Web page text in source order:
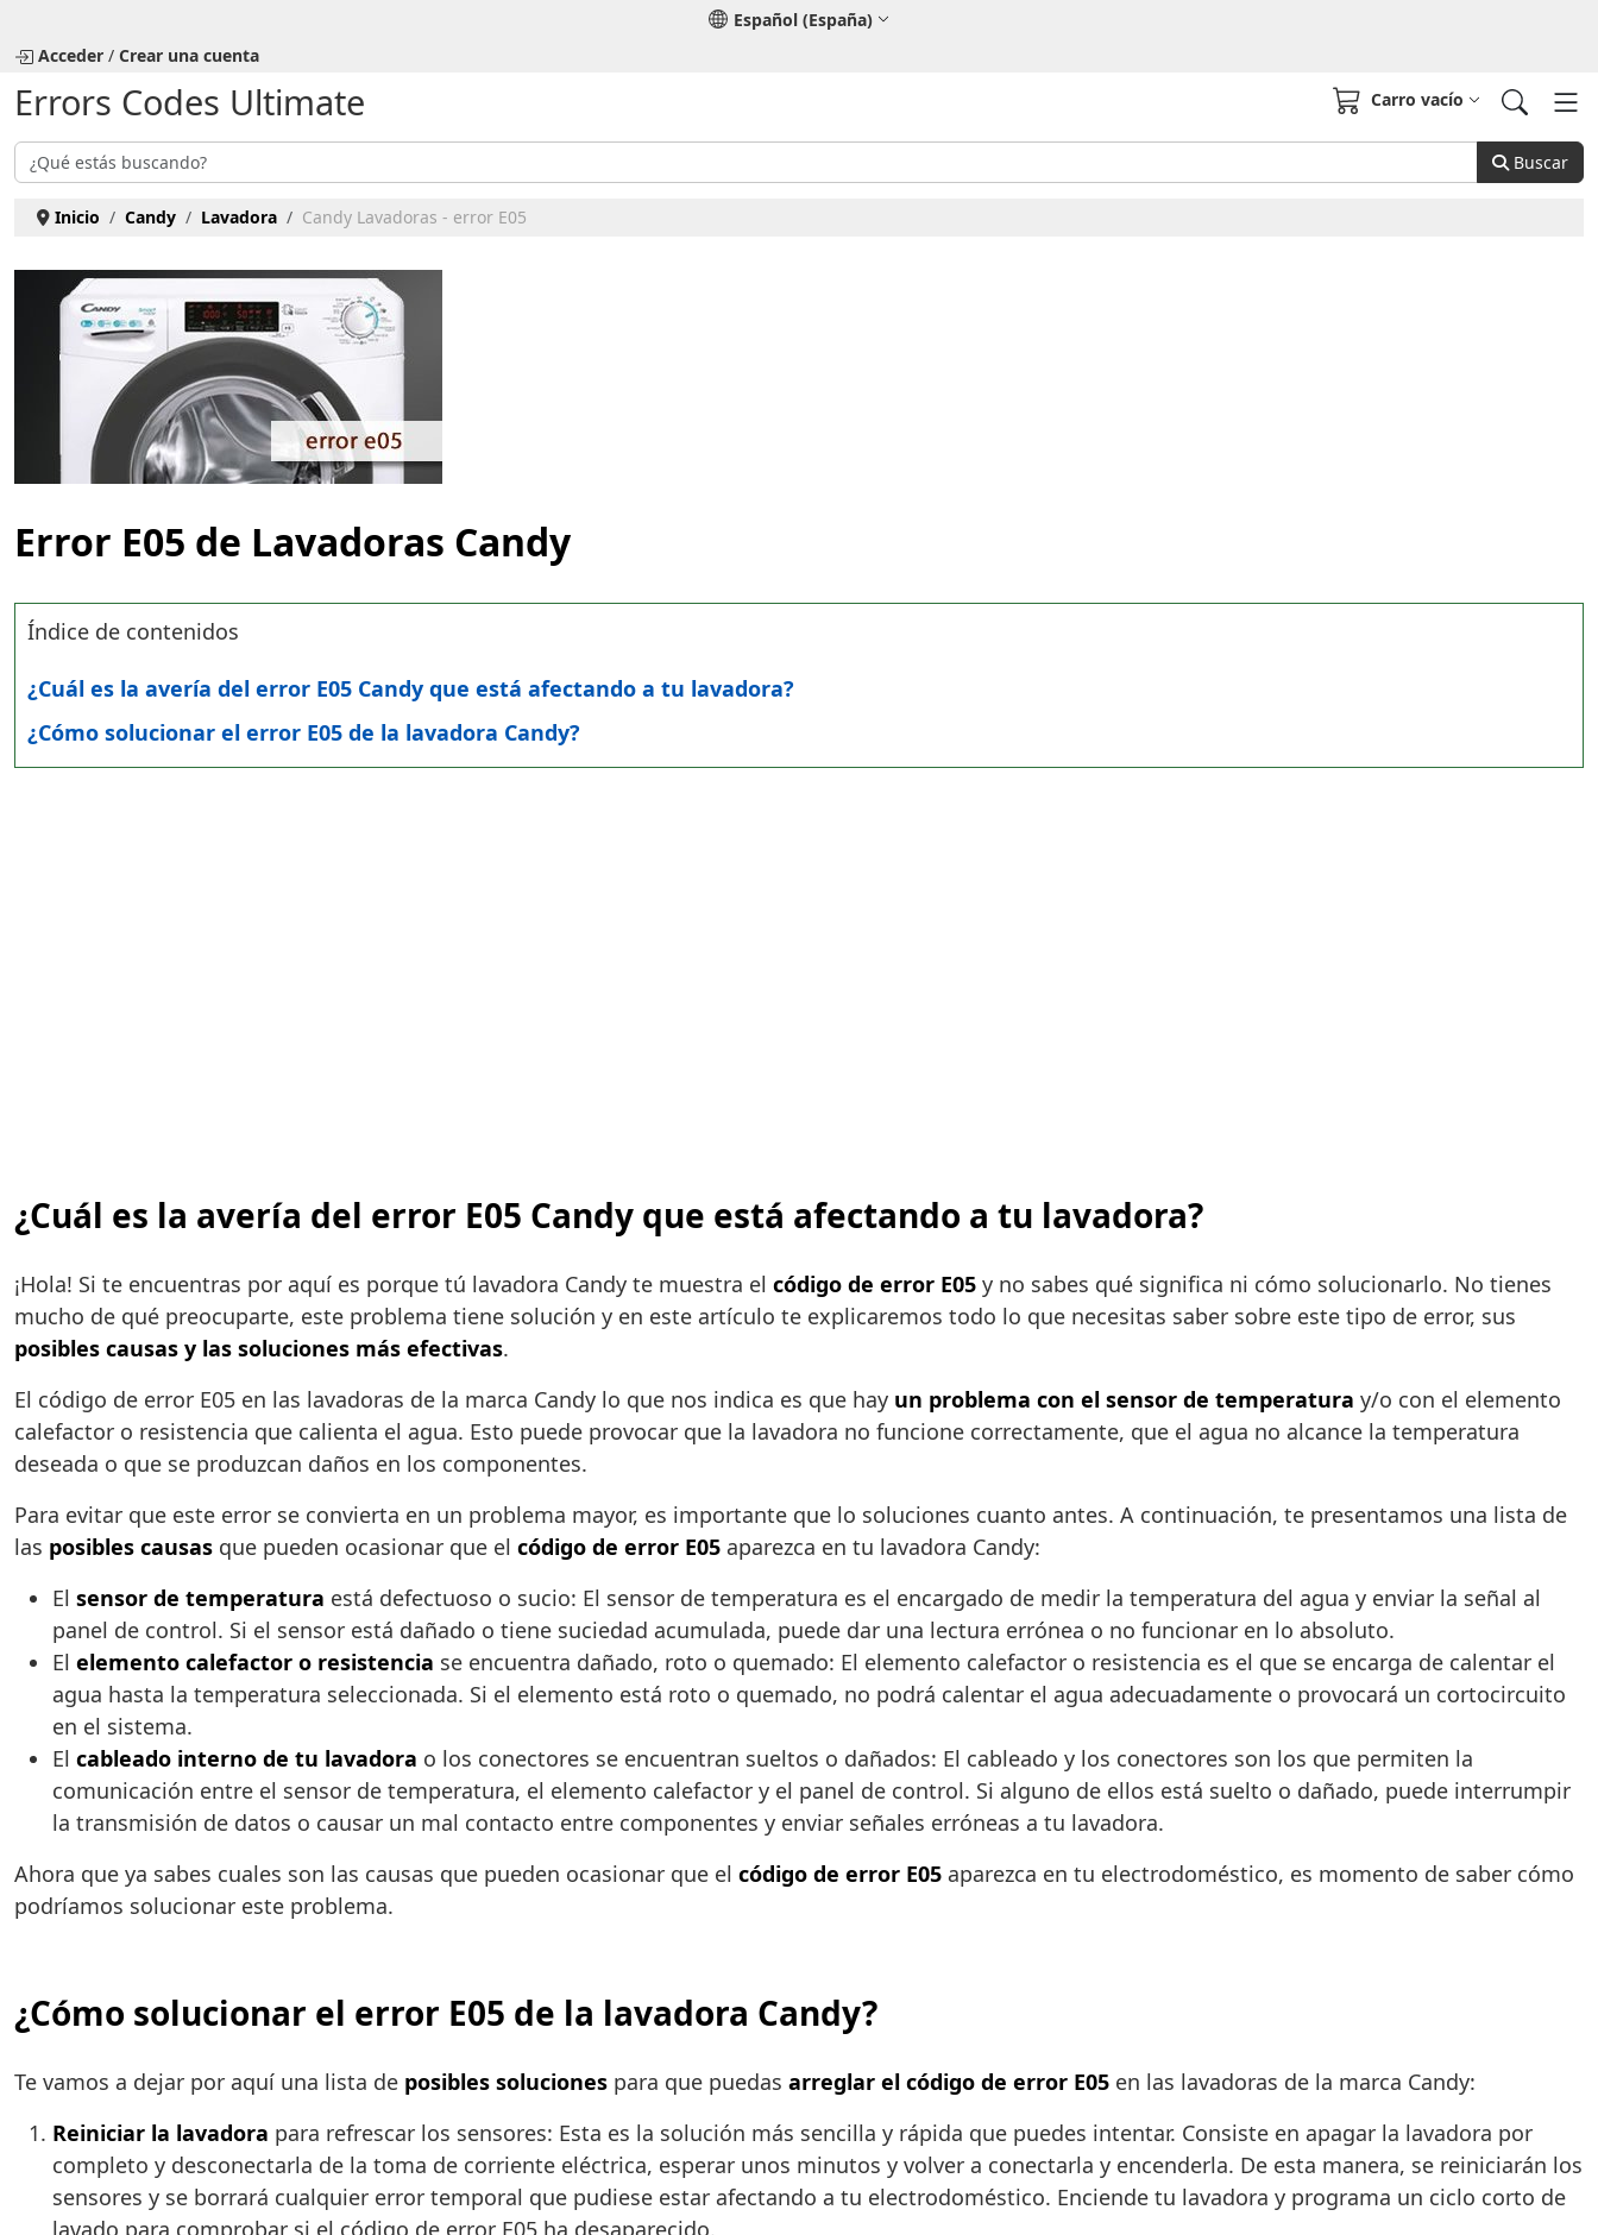
Español (España)
Acceder / Crear una cuenta
Errors Codes Ultimate
Buscar Buscar
Carro vacío
Inicio Candy Lavadora Candy Lavadoras - error E05
Error E05 de Lavadoras Candy
Índice de contenidos
¿Cuál es la avería del error E05 Candy que está afectando a tu lavadora?
¿Cómo solucionar el error E05 de la lavadora Candy?
¿Cuál es la avería del error E05 Candy que está afectando a tu lavadora?
¡Hola! Si te encuentras por aquí es porque tú lavadora Candy te muestra el código de error E05 y no sabes qué significa ni cómo solucionarlo. No tienes
mucho de qué preocuparte, este problema tiene solución y en este artículo te explicaremos todo lo que necesitas saber sobre este tipo de error, sus
posibles causas y las soluciones más efectivas.
El código de error E05 en las lavadoras de la marca Candy lo que nos indica es que hay un problema con el sensor de temperatura y/o con el elemento
calefactor o resistencia que calienta el agua. Esto puede provocar que la lavadora no funcione correctamente, que el agua no alcance la temperatura
deseada o que se produzcan daños en los componentes.
Para evitar que este error se convierta en un problema mayor, es importante que lo soluciones cuanto antes. A continuación, te presentamos una lista de
las posibles causas que pueden ocasionar que el código de error E05 aparezca en tu lavadora Candy:
El sensor de temperatura está defectuoso o sucio: El sensor de temperatura es el encargado de medir la temperatura del agua y enviar la señal al
panel de control. Si el sensor está dañado o tiene suciedad acumulada, puede dar una lectura errónea o no funcionar en lo absoluto.
El elemento calefactor o resistencia se encuentra dañado, roto o quemado: El elemento calefactor o resistencia es el que se encarga de calentar el
agua hasta la temperatura seleccionada. Si el elemento está roto o quemado, no podrá calentar el agua adecuadamente o provocará un cortocircuito
en el sistema.
El cableado interno de tu lavadora o los conectores se encuentran sueltos o dañados: El cableado y los conectores son los que permiten la
comunicación entre el sensor de temperatura, el elemento calefactor y el panel de control. Si alguno de ellos está suelto o dañado, puede interrumpir
la transmisión de datos o causar un mal contacto entre componentes y enviar señales erróneas a tu lavadora.
Ahora que ya sabes cuales son las causas que pueden ocasionar que el código de error E05 aparezca en tu electrodoméstico, es momento de saber cómo
podríamos solucionar este problema.
¿Cómo solucionar el error E05 de la lavadora Candy?
Te vamos a dejar por aquí una lista de posibles soluciones para que puedas arreglar el código de error E05 en las lavadoras de la marca Candy:
Reiniciar la lavadora para refrescar los sensores: Esta es la solución más sencilla y rápida que puedes intentar. Consiste en apagar la lavadora por
completo y desconectarla de la toma de corriente eléctrica, esperar unos minutos y volver a conectarla y encenderla. De esta manera, se reiniciarán los
sensores y se borrará cualquier error temporal que pudiese estar afectando a tu electrodoméstico. Enciende tu lavadora y programa un ciclo corto de